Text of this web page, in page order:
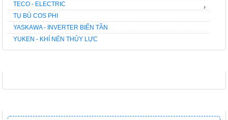
TECO - ELECTRIC
TỤ BÙ COS PHI
›
YASKAWA - INVERTER BIẾN TẦN
YUKEN - KHÍ NÉN THỦY LỰC